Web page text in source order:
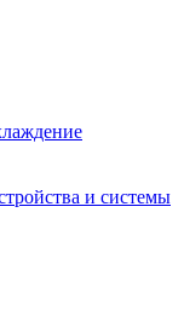
и системы